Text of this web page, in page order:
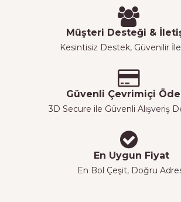
Müşteri Desteği &
Kesintisiz Destek, Güvenilir
Güvenli Çevrimiçi
3D Secure ile Güvenli Alışveriş
En Uygun Fiyat
En Bol Çeşit, Doğru